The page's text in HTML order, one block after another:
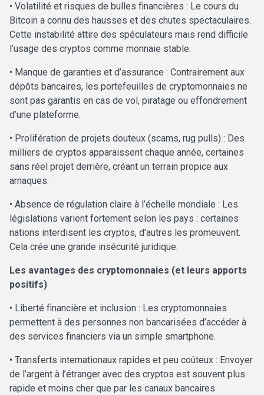
• Volatilité et risques de bulles financières : Le cours du
Bitcoin a connu des hausses et des chutes spectaculaires.
Cette instabilité attire des spéculateurs mais rend difficile
l’usage des cryptos comme monnaie stable.
• Manque de garanties et d’assurance : Contrairement aux
dépôts bancaires, les portefeuilles de cryptomonnaies ne
sont pas garantis en cas de vol, piratage ou effondrement
d’une plateforme.
• Prolifération de projets douteux (scams, rug pulls) : Des
milliers de cryptos apparaissent chaque année, certaines
sans réel projet derrière, créant un terrain propice aux
arnaques.
• Absence de régulation claire à l’échelle mondiale : Les
législations varient fortement selon les pays : certaines
nations interdisent les cryptos, d’autres les promeuvent.
Cela crée une grande insécurité juridique.
Les avantages des cryptomonnaies (et leurs apports
positifs)
• Liberté financière et inclusion : Les cryptomonnaies
permettent à des personnes non bancarisées d’accéder à
des services financiers via un simple smartphone.
• Transferts internationaux rapides et peu coûteux : Envoyer
de l’argent à l’étranger avec des cryptos est souvent plus
rapide et moins cher que par les canaux bancaires